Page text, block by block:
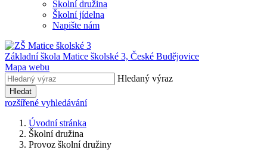
Školní družina
Školní jídelna
Napište nám
Základní škola Matice školské 3, České Budějovice
Mapa webu
Hledaný výraz
Hledat
rozšířené vyhledávání
Úvodní stránka
Školní družina
Provoz školní družiny